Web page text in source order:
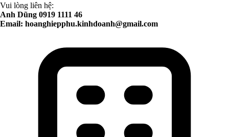
Vui lòng liên hệ:
Anh Dũng 0919 1111 46
Email: hoanghiepphu.kinhdoanh@gmail.com